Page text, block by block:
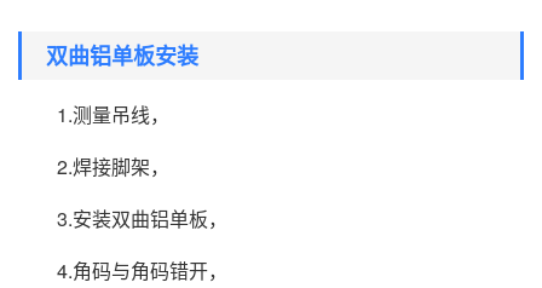
双曲铝单板安装
1.测量吊线，
2.焊接脚架，
3.安装双曲铝单板，
4.角码与角码错开，